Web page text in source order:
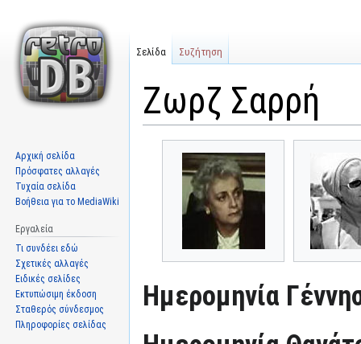
Ζωρζ Σαρρή
αναζήτηση
Ημερομηνία
Σελίδα Συζήτηση
Αρχική σελίδα
Πρόσφατες αλλαγές
Τυχαία σελίδα
Βοήθεια για το MediaWiki
Εργαλεία
Τι συνδέει εδώ
Σχετικές αλλαγές
Ειδικές σελίδες
Εκτυπώσιμη έκδοση
Σταθερός σύνδεσμος
Πληροφορίες σελίδας